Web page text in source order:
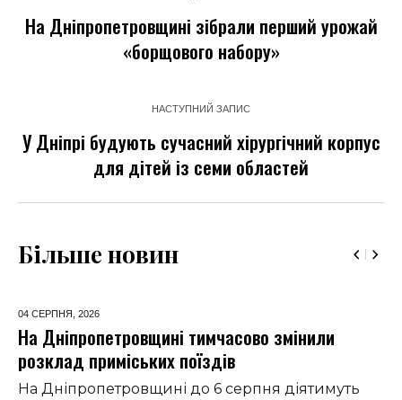
На Дніпропетровщині зібрали перший урожай
«борщового набору»
НАСТУПНИЙ ЗАПИС
У Дніпрі будують сучасний хірургічний корпус
для дітей із семи областей
Більше новин
04 СЕРПНЯ, 2026
На Дніпропетровщині тимчасово змінили
розклад приміських поїздів
На Дніпропетровщині до 6 серпня діятимуть